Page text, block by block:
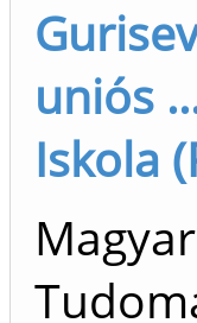
uniós
Iskola